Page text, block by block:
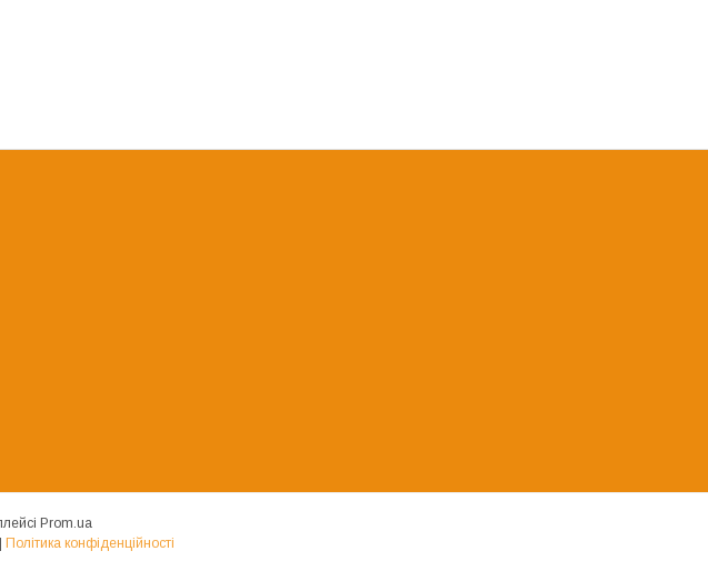
Prom.ua
| Політика конфіденційності